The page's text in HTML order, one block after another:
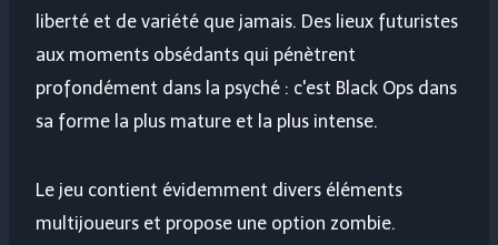
liberté et de variété que jamais. Des lieux futuristes
aux moments obsédants qui pénètrent
profondément dans la psyché : c'est Black Ops dans
sa forme la plus mature et la plus intense.
Le jeu contient évidemment divers éléments
multijoueurs et propose une option zombie.